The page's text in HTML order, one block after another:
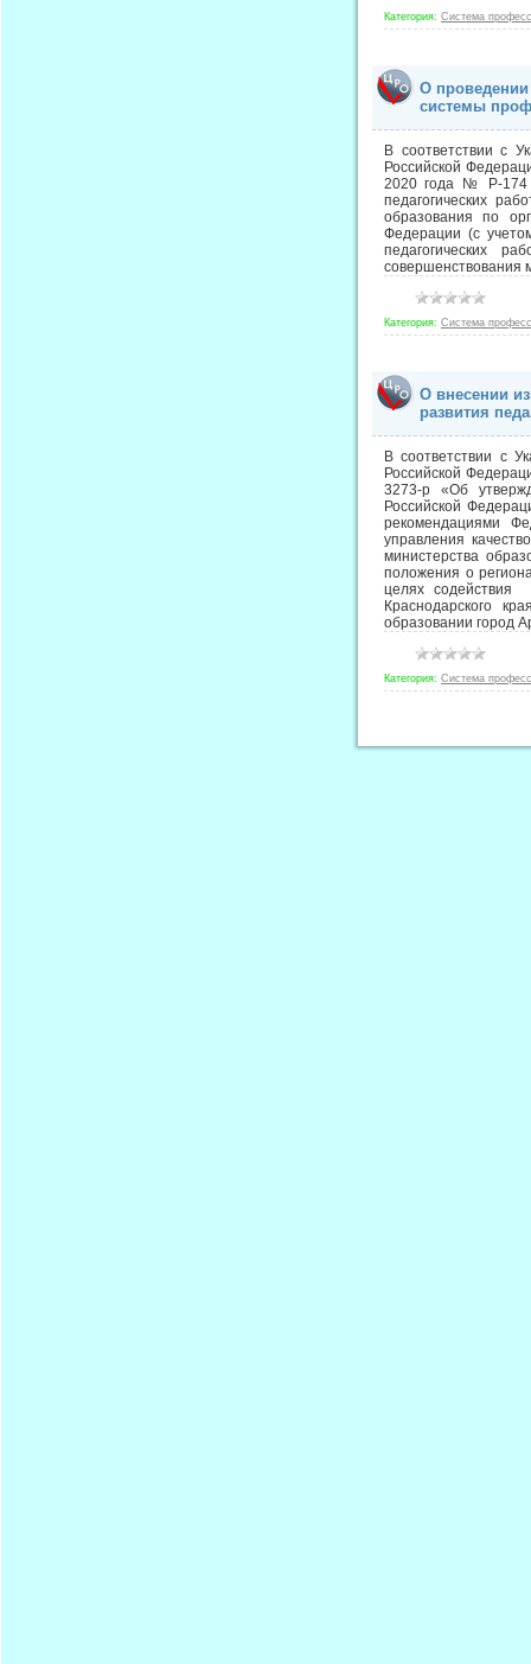
Категория: Система
О
системы
В соответствии с
Российской
2020 года № Р-174
педагогических
образования по
Федерации (с
педагогических
совершенствования
Категория: Система
О внесении
развития
В соответствии с
Российской
3273-р «Об
Российской
рекомендациями
управления
министерства
положения о
целях содействия
Краснодарского
образовании город
Категория: Система